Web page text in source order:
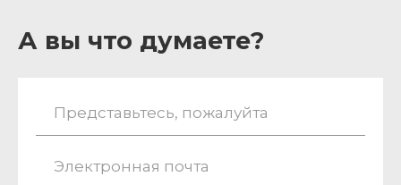
А вы что думаете?